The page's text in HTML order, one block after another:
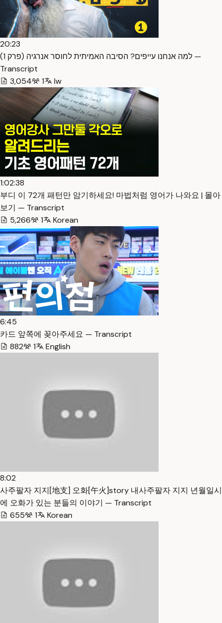
20:23
למה אנחנו עייפים? הסיבה האמיתית לחוסר אנרגיה (פרק 1) —
Transcript
3,054
1 Iw
1:02:38
부디 이 72개 패턴만 암기하세요! 마법처럼 영어가 나와요 | 몰아
보기 — Transcript
5,266
1 Korean
6:45
카드 앞쪽에 꽂아주세요 — Transcript
882
1 English
8:02
사주팔자 지지[地支] 오화[午火]story 내사주팔자 지지 년월일시
에 오화가 있는 분들의 이야기 — Transcript
655
1 Korean